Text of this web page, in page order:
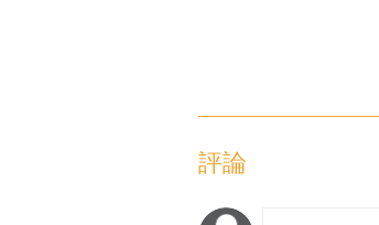
評論